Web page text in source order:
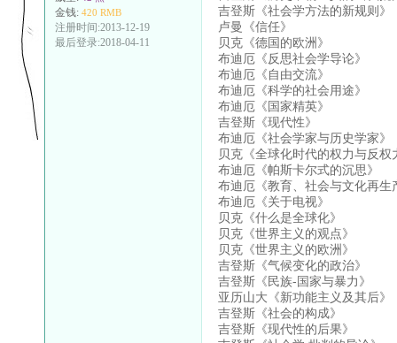
金钱: 420 RMB
注册时间:2013-12-19
最后登录:2018-04-11
吉登斯《社会学方法的新规则》
卢曼《信任》
贝克《德国的欧洲》
布迪厄《反思社会学导论》
布迪厄《自由交流》
布迪厄《科学的社会用途》
布迪厄《国家精英》
吉登斯《现代性》
布迪厄《社会学家与历史学家》
贝克《全球化时代的权力与反权
布迪厄《帕斯卡尔式的沉思》
布迪厄《教育、社会与文化再生
布迪厄《关于电视》
贝克《什么是全球化》
贝克《世界主义的观点》
贝克《世界主义的欧洲》
吉登斯《气候变化的政治》
吉登斯《民族-国家与暴力》
亚历山大《新功能主义及其后》
吉登斯《社会的构成》
吉登斯《现代性的后果》